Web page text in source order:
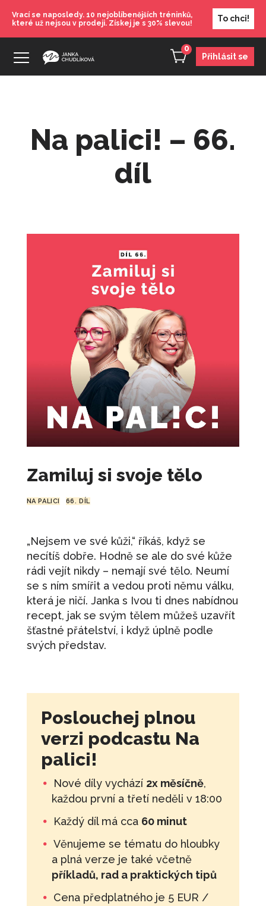
Vrací se naposledy. 10 nejoblíbenějších tréninků,
které už nejsou v prodeji. Získej je s 30% slevou!
To chci!
0
Přihlásit se
Na palici! – 66.
díl
Zamiluj si svoje tělo
NA PALICI 66. DÍL
„Nejsem ve své kůži,“ říkáš, když se
necítíš dobře. Hodně se ale do své kůže
rádi vejít nikdy – nemají své tělo. Neumí
se s ním smířit a vedou proti němu válku,
která je ničí. Janka s Ivou ti dnes nabídnou
recept, jak se svým tělem můžeš uzavřít
šťastné přátelství, i když úplně podle
svých představ.
Poslouchej plnou
verzi podcastu Na
palici!
Nové díly vychází 2x měsíčně,
každou první a třetí neděli v 18:00
Každý díl má cca 60 minut
Věnujeme se tématu do hloubky
a plná verze je také včetně
příkladů, rad a praktických tipů
Cena předplatného je 5 EUR /